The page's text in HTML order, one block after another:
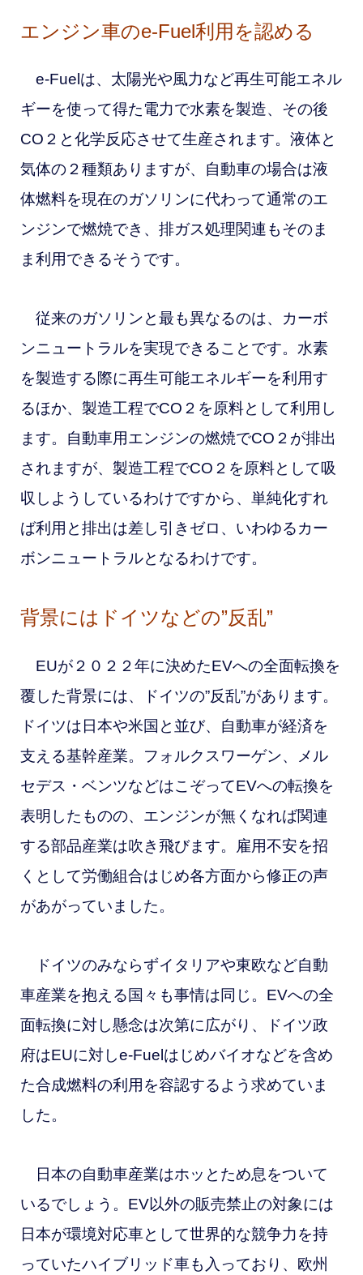
エンジン車のe-Fuel利用を認める
e-Fuelは、太陽光や風力など再生可能エネル
ギーを使って得た電力で水素を製造、その後
CO２と化学反応させて生産されます。液体と
気体の２種類ありますが、自動車の場合は液
体燃料を現在のガソリンに代わって通常のエ
ンジンで燃焼でき、排ガス処理関連もそのま
ま利用できるそうです。
従来のガソリンと最も異なるのは、カーボ
ンニュートラルを実現できることです。水素
を製造する際に再生可能エネルギーを利用す
るほか、製造工程でCO２を原料として利用し
ます。自動車用エンジンの燃焼でCO２が排出
されますが、製造工程でCO２を原料として吸
収しようしているわけですから、単純化すれ
ば利用と排出は差し引きゼロ、いわゆるカー
ボンニュートラルとなるわけです。
背景にはドイツなどの”反乱”
EUが２０２２年に決めたEVへの全面転換を
覆した背景には、ドイツの”反乱”があります。
ドイツは日本や米国と並び、自動車が経済を
支える基幹産業。フォルクスワーゲン、メル
セデス・ベンツなどはこぞってEVへの転換を
表明したものの、エンジンが無くなれば関連
する部品産業は吹き飛びます。雇用不安を招
くとして労働組合はじめ各方面から修正の声
があがっていました。
ドイツのみならずイタリアや東欧など自動
車産業を抱える国々も事情は同じ。EVへの全
面転換に対し懸念は次第に広がり、ドイツ政
府はEUに対しe-Fuelはじめバイオなどを含め
た合成燃料の利用を容認するよう求めていま
した。
日本の自動車産業はホッとため息をついて
いるでしょう。EV以外の販売禁止の対象には
日本が環境対応車として世界的な競争力を持
っていたハイブリッド車も入っており、欧州